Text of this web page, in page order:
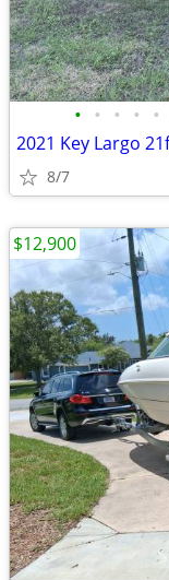
• • • • •
8/7
$12,900